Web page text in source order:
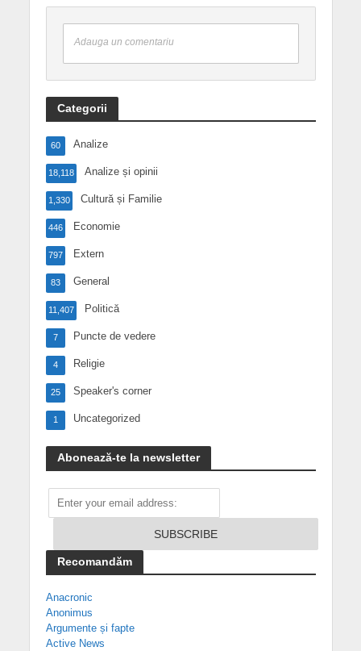
Adauga un comentariu
Categorii
Analize
60
Analize și opinii
18,118
Cultură și Familie
1,330
Economie
446
Extern
797
General
83
Politică
11,407
Puncte de vedere
7
Religie
4
Speaker's corner
25
Uncategorized
1
Abonează-te la newsletter
Recomandăm
Anacronic
Anonimus
Argumente și fapte
Active News